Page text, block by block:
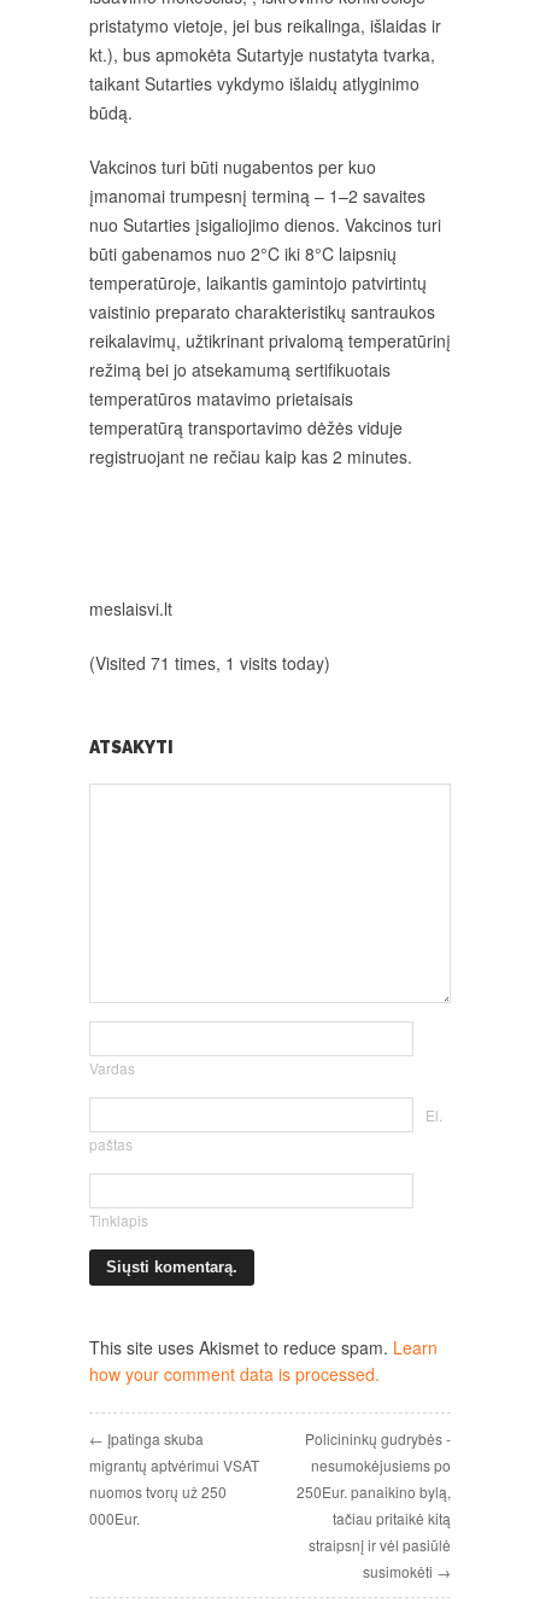
pristatymo vietoje, jei bus reikalinga, išlaidas ir
kt.), bus apmokėta Sutartyje nustatyta tvarka,
taikant Sutarties vykdymo išlaidų atlyginimo
būdą.
Vakcinos turi būti nugabentos per kuo
įmanomai trumpesnį terminą – 1–2 savaites
nuo Sutarties įsigaliojimo dienos. Vakcinos turi
būti gabenamos nuo 2°C iki 8°C laipsnių
temperatūroje, laikantis gamintojo patvirtintų
vaistinio preparato charakteristikų santraukos
reikalavimų, užtikrinant privalomą temperatūrinį
režimą bei jo atsekamumą sertifikuotais
temperatūros matavimo prietaisais
temperatūrą transportavimo dėžės viduje
registruojant ne rečiau kaip kas 2 minutes.
meslaisvi.lt
(Visited 71 times, 1 visits today)
ATSAKYTI
Vardas
El.
paštas
Tinklapis
This site uses Akismet to reduce spam. Learn
how your comment data is processed.
← Įpatinga skuba
migrantų aptvėrimui VSAT
nuomos tvorų už 250
000Eur.
Policininkų gudrybės -
nesumokėjusiems po
250Eur. panaikino bylą,
tačiau pritaikė kitą
straipsnį ir vėl pasiūlė
susimokėti →